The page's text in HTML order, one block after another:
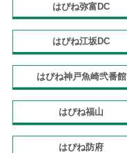
はぴね弥富DC
はぴね江坂DC
はぴね神戸魚崎弐番館
はぴね福山
はぴね防府